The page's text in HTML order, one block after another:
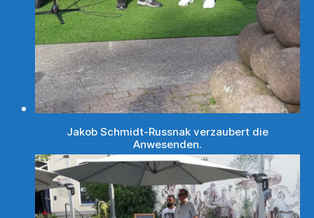
Jakob Schmidt-Russnak verzaubert die
Anwesenden.